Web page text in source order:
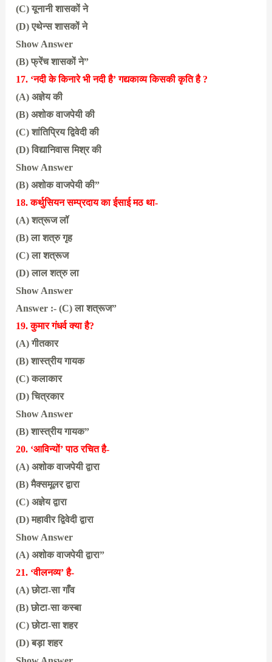
(C) यूनानी शासकों ने
(D) एथेन्स शासकों ने
Show Answer
(B) फ्रेंच शासकों ने”
17. ‘नदी के किनारे भी नदी है’ गद्यकाव्य किसकी कृति है ?
(A) अज्ञेय की
(B) अशोक वाजपेयी की
(C) शांतिप्रिय द्विवेदी की
(D) विद्यानिवास मिश्र की
Show Answer
(B) अशोक वाजपेयी की”
18. कर्थुसियन सम्प्रदाय का ईसाई मठ था-
(A) शत्रूज लॉ
(B) ला शत्रु गृह
(C) ला शत्रूज
(D) लाल शत्रु ला
Show Answer
Answer :- (C) ला शत्रूज”
19. कुमार गंधर्व क्या है?
(A) गीतकार
(B) शास्त्रीय गायक
(C) कलाकार
(D) चित्रकार
Show Answer
(B) शास्त्रीय गायक”
20. ‘आविन्यों’ पाठ रचित है-
(A) अशोक वाजपेयी द्वारा
(B) मैक्समूलर द्वारा
(C) अज्ञेय द्वारा
(D) महावीर द्विवेदी द्वारा
Show Answer
(A) अशोक वाजपेयी द्वारा”
21. ‘वीलनव्य’ है-
(A) छोटा-सा गाँव
(B) छोटा-सा कस्बा
(C) छोटा-सा शहर
(D) बड़ा शहर